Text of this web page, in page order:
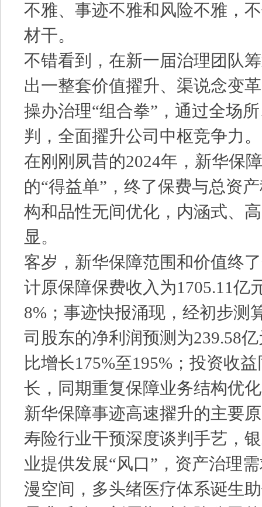
不雅、事迹不雅和风险不雅，
材干。
不错看到，在新一届治理团队
出一整套价值擢升、渠说念变
操办治理“组合拳”，通过全场
判，全面擢升公司中枢竞争力。
在刚刚夙昔的2024年，新华保
的“得益单”，终了保费与总资
构和品性无间优化，内涵式、
显。
客岁，新华保障范围和价值终
计原保障保费收入为1705.11亿
8%；事迹快报涌现，经初步测
司股东的净利润预测为239.58
比增长175%至195%；投资收
长，同期重复保障业务结构优
新华保障事迹高速擢升的主要
寿险行业干预深度谈判手艺，
业提供发展“风口”，资产治理
漫空间，多头绪医疗体系诞生